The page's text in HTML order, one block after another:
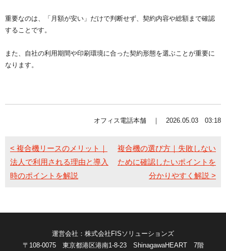
重要なのは、「月額が安い」だけで判断せず、契約内容や総額まで確認
することです。
また、自社の利用期間や印刷環境に合った契約形態を選ぶことが重要に
なります。
オフィス電話本舗 ｜ 2026.05.03 03:18
< 複合機リースのメリット｜
法人で利用される理由と導入
時のポイントを解説
複合機の選び方｜失敗しない
ために確認したいポイントを
分かりやすく解説 >
運営会社：株式会社FISソリューションズ
〒108-0075 東京都港区港南1-8-23 ShinagawaHEART 7階